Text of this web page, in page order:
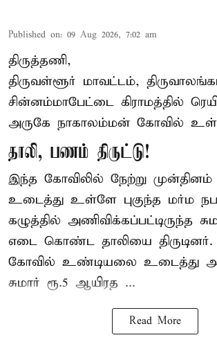
Published on: 09 Aug 2026, 7:02 am
திருத்தணி,
திருவள்ளூர் மாவட்டம்,
சின்னம்மாபேட்டை கிராமத்தில்
அருகே நாகாலம்மன் கோவில்
தாலி, பணம் திருட்டு!
இந்த கோவிலில் நேற்று முன்தினம்
உடைத்து உள்ளே புகுந்த மர்ம
கழுத்தில் அணிவிக்கப்பட்டிருந்த
எடை கொண்ட தாலியை திருடினர்.
கோவில் உண்டியலை உடைத்து
சுமார் ரூ.5 ஆயிரத ...
Read More